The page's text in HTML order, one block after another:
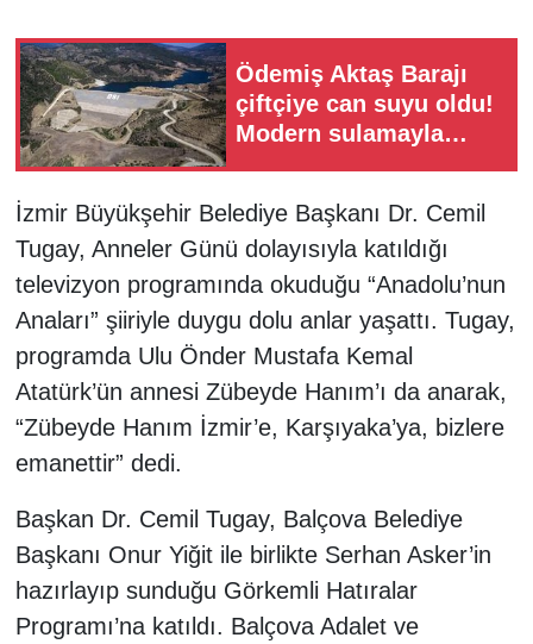
Ödemiş Aktaş Barajı
çiftçiye can suyu oldu!
Modern sulamayla
İzmir Büyükşehir Belediye Başkanı Dr. Cemil
Tugay, Anneler Günü dolayısıyla katıldığı
televizyon programında okuduğu “Anadolu’nun
Anaları” şiiriyle duygu dolu anlar yaşattı. Tugay,
programda Ulu Önder Mustafa Kemal
Atatürk’ün annesi Zübeyde Hanım’ı da anarak,
“Zübeyde Hanım İzmir’e, Karşıyaka’ya, bizlere
emanettir” dedi.
Başkan Dr. Cemil Tugay, Balçova Belediye
Başkanı Onur Yiğit ile birlikte Serhan Asker’in
hazırlayıp sunduğu Görkemli Hatıralar
Programı’na katıldı. Balçova Adalet ve